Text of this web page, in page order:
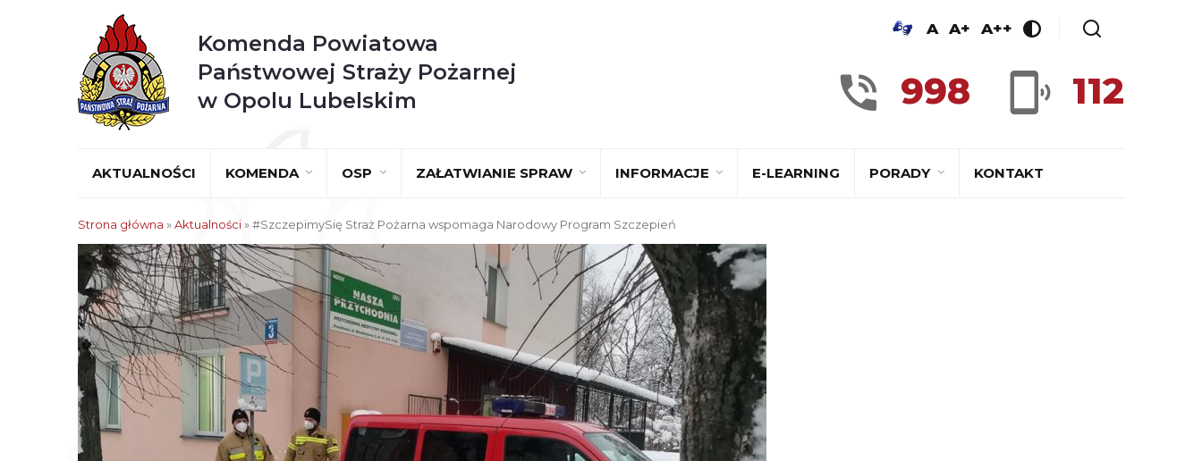
Komenda Powiatowa
Państwowej Straży Pożarnej
w Opolu Lubelskim
A A+ A++
998 112
AKTUALNOŚCI KOMENDA OSP ZAŁATWIANIE SPRAW INFORMACJE E-LEARNING PORADY KONTAKT
Strona główna »Aktualności»#SzczepimySię Straż Pożarna wspomaga Narodowy Program Szczepień